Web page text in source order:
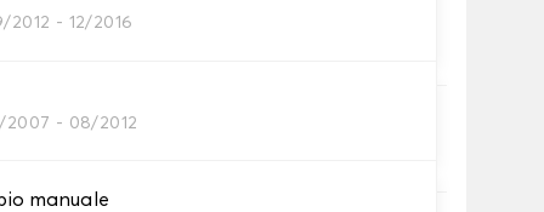
2012 - 12/2016
2007 - 08/2012
manuale
auto.